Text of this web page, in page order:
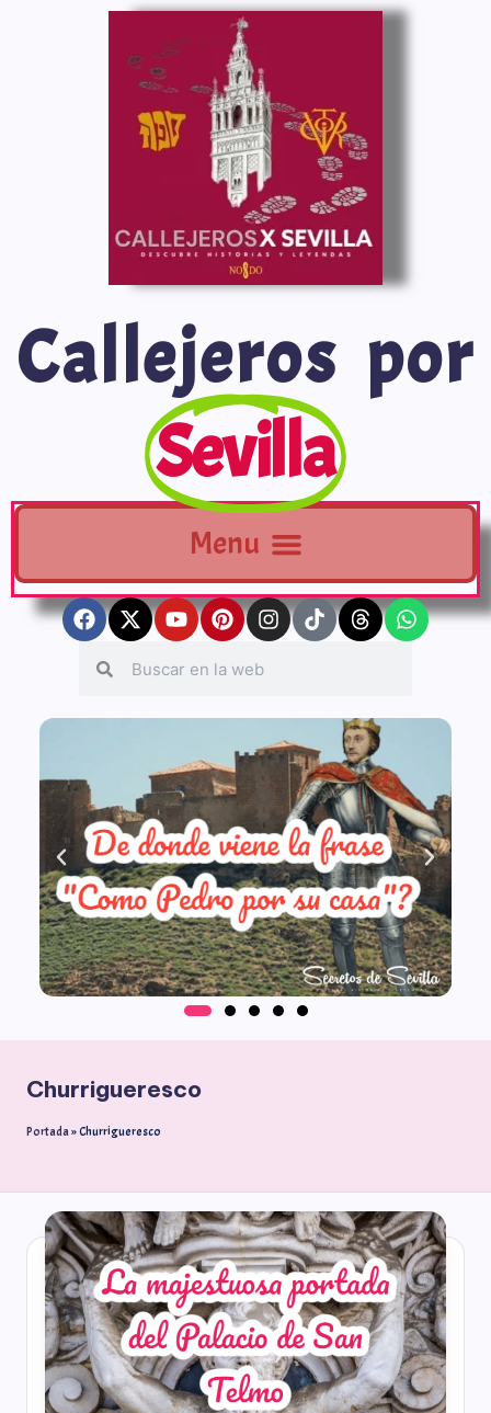
Callejeros por
Sevilla
Churrigueresco
Portada»Churrigueresco